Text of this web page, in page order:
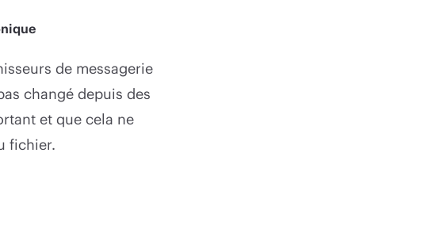
de messagerie
changé depuis des
et que cela ne
fichier.